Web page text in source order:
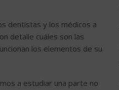
dentistas y los médicos a
detalle cuáles son las
los elementos de su
a estudiar una parte no